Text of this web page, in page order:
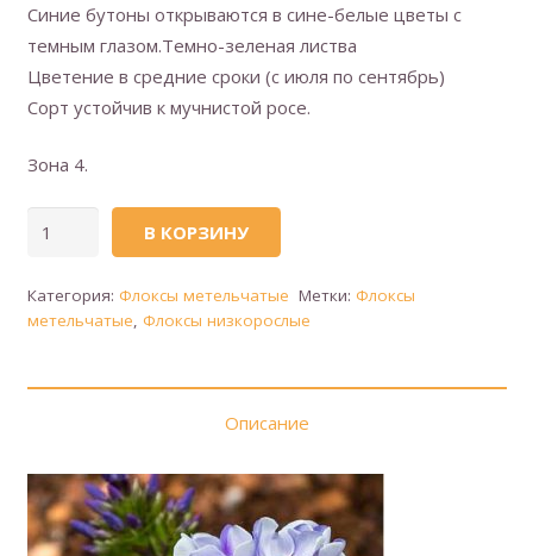
Синие бутоны открываются в сине-белые цветы с
темным глазом.Темно-зеленая листва
Цветение в средние сроки (с июля по сентябрь)
Сорт устойчив к мучнистой росе.
Зона 4.
метельчатый
морской
пехотинец)
В КОРЗИНУ
Категория: Флоксы метельчатые Метки: Флоксы
метельчатые, Флоксы низкорослые
Описание